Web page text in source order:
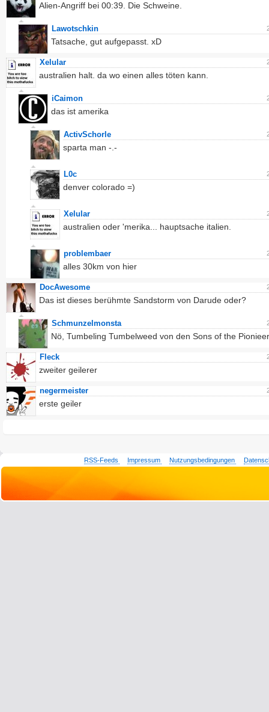
Alien-Angriff bei 00:39. Die Schweine.
Lawotschkin
Tatsache, gut aufgepasst. xD
Xelular
australien halt. da wo einen alles töten kann.
iCaimon
das ist amerika
ActivSchorle
sparta man -.-
L0c
denver colorado =)
Xelular
australien oder 'merika... hauptsache italien.
problembaer
alles 30km von hier
DocAwesome
Das ist dieses berühmte Sandstorm von Darude oder?
Schmunzelmonsta
Nö, Tumbeling Tumbelweed von den Sons of the
Fleck
zweiter geilerer
negermeister
erste geiler
RSS-Feeds Impressum Nutzungsbedingungen